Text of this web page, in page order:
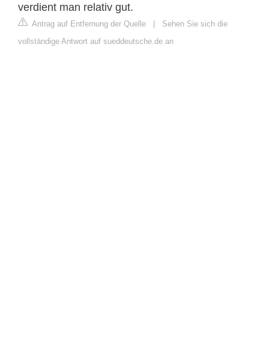
verdient man relativ gut.
Antrag auf Entfernung der Quelle | Sehen Sie sich die
vollständige Antwort auf sueddeutsche.de an